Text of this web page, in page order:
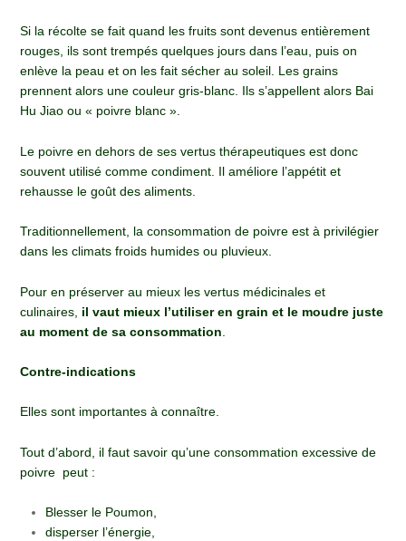
Si la récolte se fait quand les fruits sont devenus entièrement
rouges, ils sont trempés quelques jours dans l’eau, puis on
enlève la peau et on les fait sécher au soleil. Les grains
prennent alors une couleur gris-blanc. Ils s’appellent alors Bai
Hu Jiao ou « poivre blanc ».
Le poivre en dehors de ses vertus thérapeutiques est donc
souvent utilisé comme condiment. Il améliore l’appétit et
rehausse le goût des aliments.
Traditionnellement, la consommation de poivre est à privilégier
dans les climats froids humides ou pluvieux.
Pour en préserver au mieux les vertus médicinales et
culinaires, il vaut mieux l’utiliser en grain et le moudre juste
au moment de sa consommation
Contre-indications
Elles sont importantes à connaître.
Tout d’abord, il faut savoir qu’une consommation excessive de
poivre peut :
Blesser le Poumon,
disperser l’énergie,